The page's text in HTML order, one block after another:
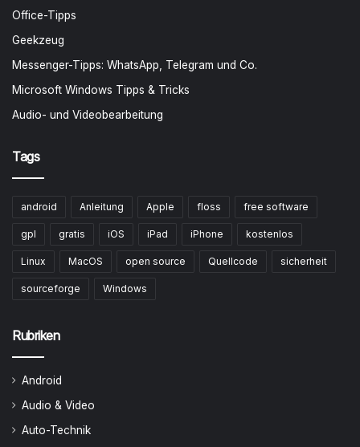
Office-Tipps
Geekzeug
Messenger-Tipps: WhatsApp, Telegram und Co.
Microsoft Windows Tipps & Tricks
Audio- und Videobearbeitung
Tags
android Anleitung Apple floss free software
gpl gratis iOS iPad iPhone kostenlos
Linux MacOS open source Quellcode sicherheit
sourceforge Windows
Rubriken
Android
Audio & Video
Auto-Technik